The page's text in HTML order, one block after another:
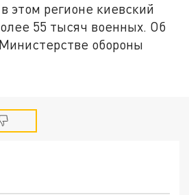
этом регионе киевский
55 тысяч военных. Об
обороны